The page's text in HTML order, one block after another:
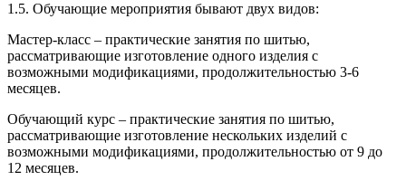
1.5. Обучающие мероприятия бывают двух видов:
Мастер-класс – практические занятия по шитью,
рассматривающие изготовление одного изделия с
возможными модификациями, продолжительностью 3-6
месяцев.
Обучающий курс – практические занятия по шитью,
рассматривающие изготовление нескольких изделий с
возможными модификациями, продолжительностью от 9 до
12 месяцев.